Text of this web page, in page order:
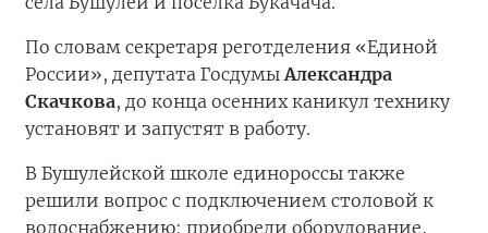
По словам секретаря реготделения «Единой
России», депутата ГосдумыАлександра
Скачкова, до конца осенних каникул технику
установят и запустят в работу.
В Бушулейской школе единороссы также
решили вопрос с подключением столовой к
водоснабжению: приобрели оборудование,